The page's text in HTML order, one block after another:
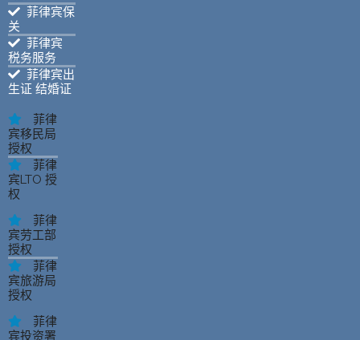
菲律宾保
关
菲律宾
税务服务
菲律宾出
生证 结婚证
菲律
宾移民局
授权
菲律
宾LTO 授
权
菲律
宾劳工部
授权
菲律
宾旅游局
授权
菲律
宾投资署